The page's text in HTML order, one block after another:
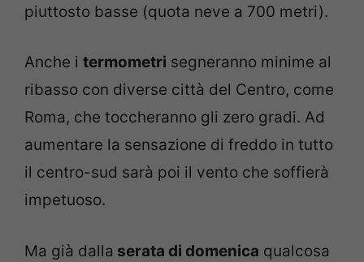
piuttosto basse (quota neve a 700 metri).
Anche i termometri segneranno minime al
ribasso con diverse città del Centro, come
Roma, che toccheranno gli zero gradi. Ad
aumentare la sensazione di freddo in tutto
il centro-sud sarà poi il vento che soffierà
impetuoso.
Ma già dalla serata di domenica qualcosa